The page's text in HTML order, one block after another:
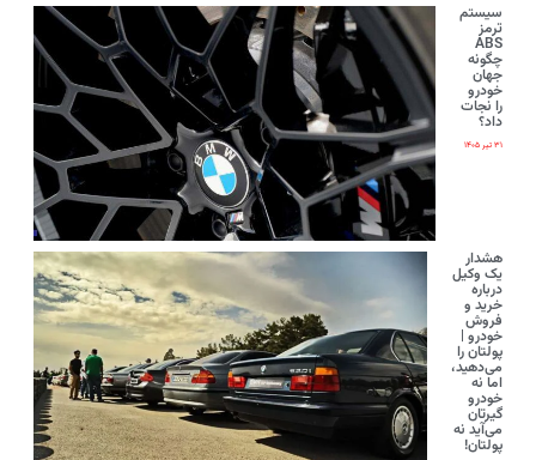
سیستم
ترمز
ABS
چگونه
جهان
خودرو
را نجات
داد؟
۳۱ تیر ۱۴۰۵
هشدار
یک وکیل
درباره
خرید و
فروش
خودرو |
پولتان را
می‌دهید،
اما نه
خودرو
گیرتان
می‌آید نه
پولتان!